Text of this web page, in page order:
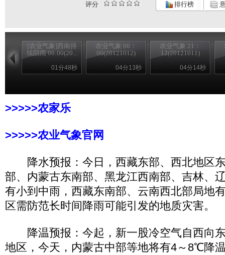
评分 排行榜
[农业气象]西南持
续阴雨 06:00(20...
01分48秒
农业气象 06：
00(20121012)
04分13秒
农业气象 21：
12(20121011)
04分14秒
>>>>>农家乐
>>>>>农业气象官网
降水预报：今日，西藏东部、西北地区
部、内蒙古东南部、黑龙江西南部、吉林、
有小到中雨，西藏东南部、云南西北部局地
区需防范长时间降雨可能引发的地质灾害。
降温预报：今起，新一股冷空气自西向
地区，今天，内蒙古中部等地将有4～8℃降